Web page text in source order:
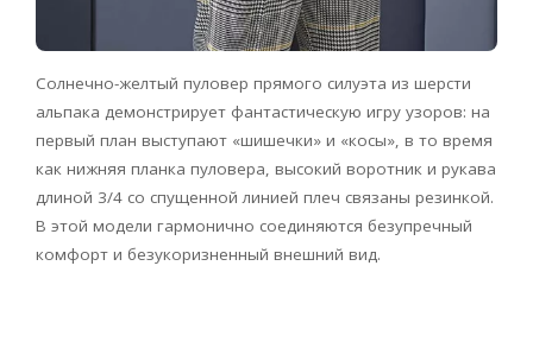
Солнечно-желтый пуловер прямого силуэта из шерсти
альпака демонстрирует фантастическую игру узоров: на
первый план выступают «шишечки» и «косы», в то время
как нижняя планка пуловера, высокий воротник и рукава
длиной 3/4 со спущенной линией плеч связаны резинкой.
В этой модели гармонично соединяются безупречный
комфорт и безукоризненный внешний вид.